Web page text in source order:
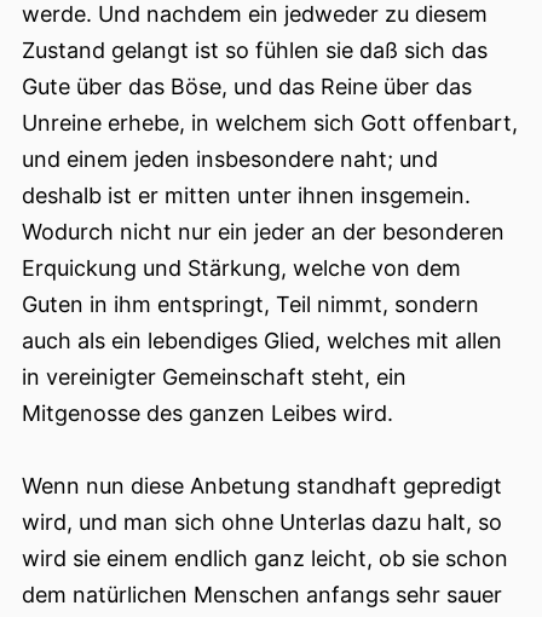
werde. Und nachdem ein jedweder zu diesem
Zustand gelangt ist so fühlen sie daß sich das
Gute über das Böse, und das Reine über das
Unreine erhebe, in welchem sich Gott offenbart,
und einem jeden insbesondere naht; und
deshalb ist er mitten unter ihnen insgemein.
Wodurch nicht nur ein jeder an der besonderen
Erquickung und Stärkung, welche von dem
Guten in ihm entspringt, Teil nimmt, sondern
auch als ein lebendiges Glied, welches mit allen
in vereinigter Gemeinschaft steht, ein
Mitgenosse des ganzen Leibes wird.
Wenn nun diese Anbetung standhaft gepredigt
wird, und man sich ohne Unterlas dazu halt, so
wird sie einem endlich ganz leicht, ob sie schon
dem natürlichen Menschen anfangs sehr sauer